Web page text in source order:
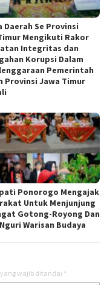
Daerah Se Provinsi
Mengikuti Rakor
Integritas dan
Korupsi Dalam
Pemerintah
Provinsi Jawa Timur
Ponorogo Mengajak
Untuk Menjunjung
Gotong-Royong Dan
Warisan Budaya
yang wajib ditandai *